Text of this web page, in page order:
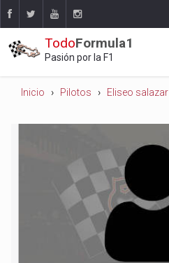
TodoFormula1
Pasión por la F1
Inicio Pilotos Eliseo salazar